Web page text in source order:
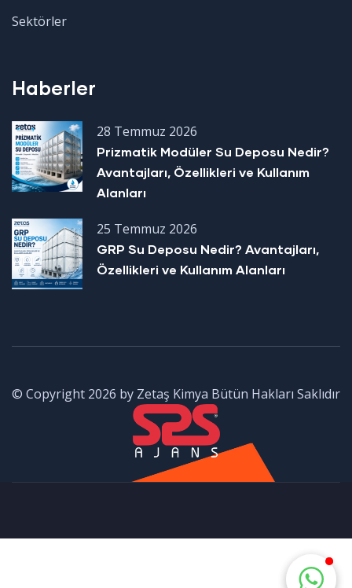
Sektörler
Haberler
28 Temmuz 2026
Prizmatik Modüler Su Deposu Nedir?
Avantajları, Özellikleri ve Kullanım
Alanları
25 Temmuz 2026
GRP Su Deposu Nedir? Avantajları,
Özellikleri ve Kullanım Alanları
© Copyright 2026 by Zetaş Kimya Bütün Hakları Saklıdır